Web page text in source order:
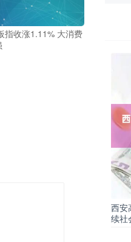
指收涨1.11% 大消费
西安
续社